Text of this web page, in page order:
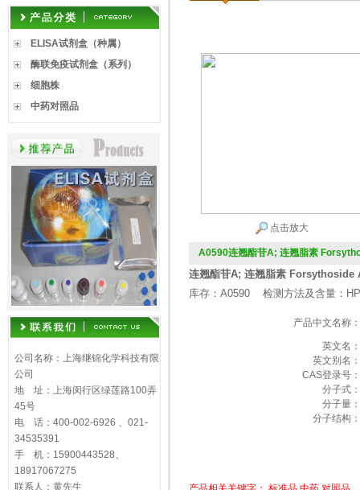
ELISA试剂盒（种属）
酶联免疫试剂盒（系列）
细胞株
中药对照品
公司名称：上海继锦化学科技有限
公司
地 址：上海闵行区绿莲路100弄
45号
电 话：400-002-6926 、021-
34535391
手 机：15900443528、
18917067275
联系人：黄先生
点击放大
A0590连翘酯苷A; 连翘脂素
连翘酯苷A; 连翘脂素 Forsythoside
库存：A0590 检测方法及含量：
产品中文名称：
英文名：
英文别名：
CAS登录号：
分子式：
分子量：
分子结构：